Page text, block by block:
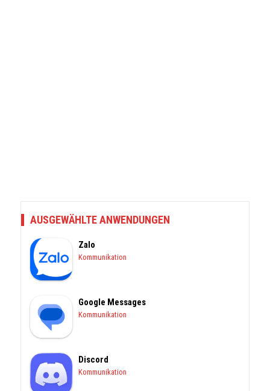
AUSGEWÄHLTE ANWENDUNGEN
Zalo
Kommunikation
Google Messages
Kommunikation
Discord
Kommunikation